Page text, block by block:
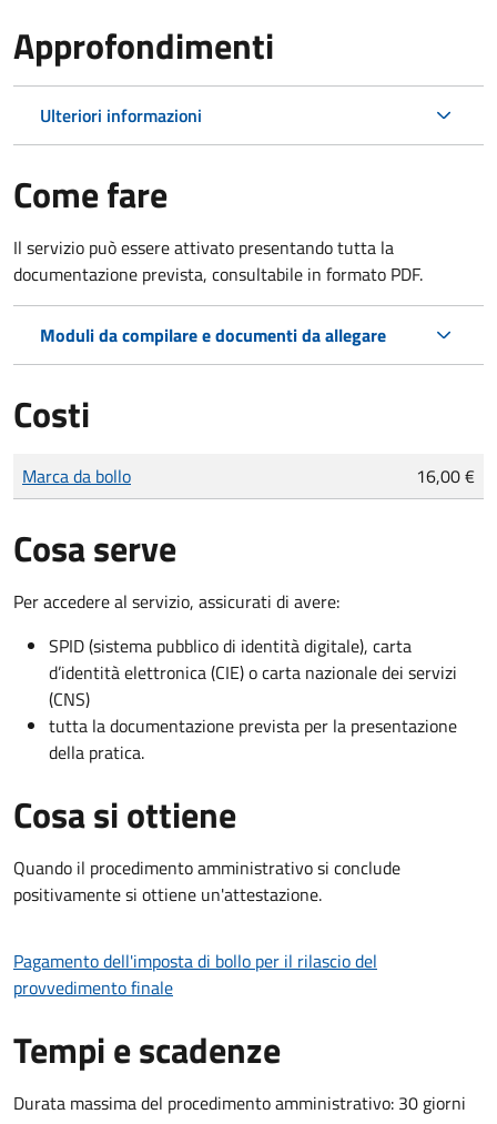
Approfondimenti
Ulteriori informazioni
Come fare
Il servizio può essere attivato presentando tutta la
documentazione prevista, consultabile in formato PDF.
Moduli da compilare e documenti da allegare
Costi
Tipo di pagamento
Importo
Marca da bollo 16,00 €
Cosa serve
Per accedere al servizio, assicurati di avere:
SPID (sistema pubblico di identità digitale), carta
d’identità elettronica (CIE) o carta nazionale dei servizi
(CNS)
tutta la documentazione prevista per la presentazione
della pratica.
Cosa si ottiene
Quando il procedimento amministrativo si conclude
positivamente si ottiene un'attestazione.
Pagamento dell'imposta di bollo per il rilascio del
provvedimento finale
Tempi e scadenze
Durata massima del procedimento amministrativo: 30 giorni